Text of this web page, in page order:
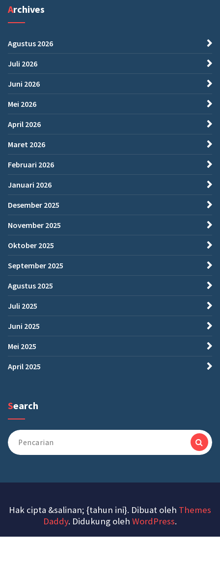
Archives
Agustus 2026
Juli 2026
Juni 2026
Mei 2026
April 2026
Maret 2026
Februari 2026
Januari 2026
Desember 2025
November 2025
Oktober 2025
September 2025
Agustus 2025
Juli 2025
Juni 2025
Mei 2025
April 2025
Search
Pencarian
untuk:
Hak cipta &salinan; {tahun ini}. Dibuat oleh Themes
Daddy. Didukung oleh WordPress.